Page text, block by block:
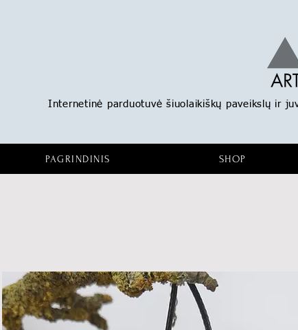
Internetinė parduotuvė šiuolaikiškų paveikslų ir
PAGRINDINIS SHOP